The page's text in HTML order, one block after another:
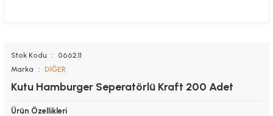
Stok Kodu
0662.11
Marka
DİĞER
Kutu Hamburger Seperatörlü Kraft 200 Adet
Ürün Özellikleri